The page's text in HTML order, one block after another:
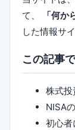
て、
「何か
した情報サ
この記事
株式投
NISA
初心者